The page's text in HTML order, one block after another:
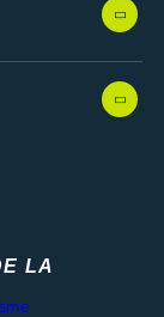
LA